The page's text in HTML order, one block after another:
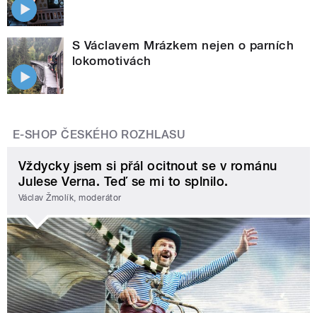
S Václavem Mrázkem nejen o parních
lokomotivách
E-SHOP ČESKÉHO ROZHLASU
Vždycky jsem si přál ocitnout se v románu
Julese Verna. Teď se mi to splnilo.
Václav Žmolík, moderátor